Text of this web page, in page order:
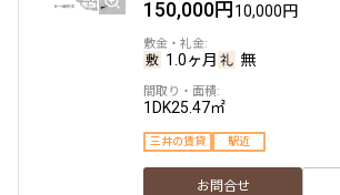
150,000円10,000円
1.0ヶ月 無
1DK25.47㎡
三井の賃貸 駅近
お問合せ